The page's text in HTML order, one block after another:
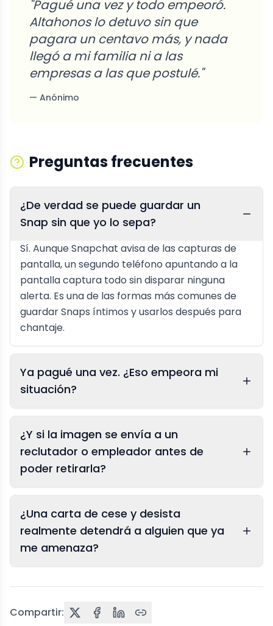
"Pagué una vez y todo empeoró.
Altahonos lo detuvo sin que
pagara un centavo más, y nada
llegó a mi familia ni a las
empresas a las que postulé."
— Anónimo
Preguntas frecuentes
¿De verdad se puede guardar un
Snap sin que yo lo sepa?
Sí. Aunque Snapchat avisa de las capturas de
pantalla, un segundo teléfono apuntando a la
pantalla captura todo sin disparar ninguna
alerta. Es una de las formas más comunes de
guardar Snaps íntimos y usarlos después para
chantaje.
Ya pagué una vez. ¿Eso empeora mi
situación?
¿Y si la imagen se envía a un
reclutador o empleador antes de
poder retirarla?
¿Una carta de cese y desista
realmente detendrá a alguien que ya
me amenaza?
Compartir: